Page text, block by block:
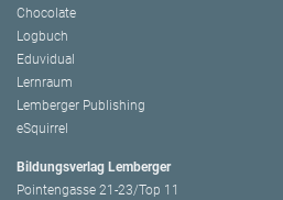
Chocolate
Logbuch
Eduvidual
Lernraum
Lemberger Publishing
eSquirrel
Bildungsverlag Lemberger
Pointengasse 21-23/Top 11